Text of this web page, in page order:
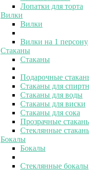
Лопатки для торта
Вилки
Вилки
Вилки на 1 персону
Стаканы
Стаканы
Подарочные
Стаканы для
Стаканы для воды
Стаканы для виски
Стаканы для сока
Прозрачные
Стеклянные
Бокалы
Бокалы
Стеклянные бокалы